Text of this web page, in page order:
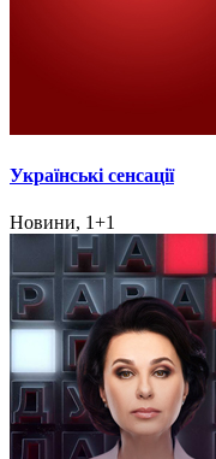
Українські сенсації
Новини, 1+1